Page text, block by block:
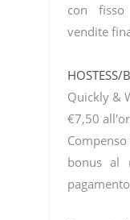
con
vendite
HOSTESS/
Quickly &
€7,50
bonus al